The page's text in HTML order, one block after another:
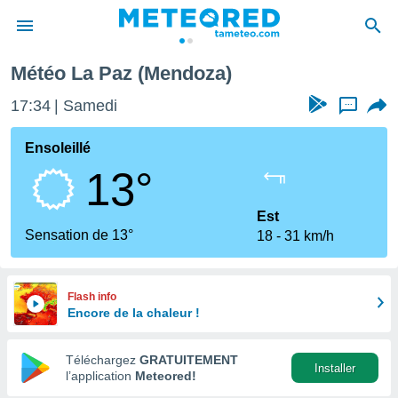
de
en
Météo La Paz (Mendoza)
17:34 Samedi ...
Ensoleillé
13°
Sensation de 13°
Est
18
31 km/h
Flash info
Encore de la chaleur !
Téléchargez GRATUITEMENT
l’application Meteored!
Installer